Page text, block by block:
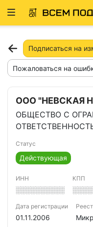
Развернуть
Подписаться на
Пожаловаться на
ООО "НЕВСКАЯ
ОБЩЕСТВО С
Статус
Действующая
ИНН
░░░░░░░░░░
КПП
Дата регистрации
01.11.2006